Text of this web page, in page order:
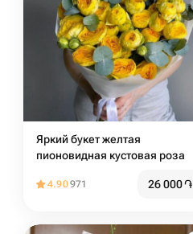
Яркий букет желтая
пионовидная кустовая роза
4.90971 26 000֏